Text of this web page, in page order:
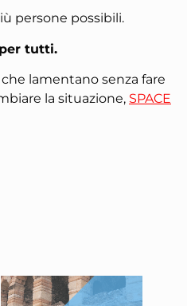
persone possibili.
tutti.
lamentano senza fare
la situazione, SPACE